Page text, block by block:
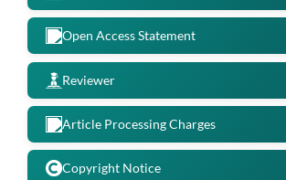
Open Access Statement
Reviewer
Article Processing Charges
Copyright Notice